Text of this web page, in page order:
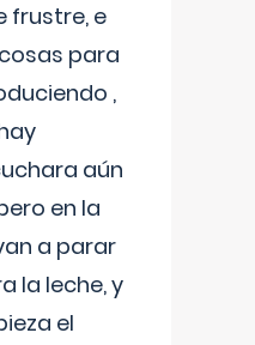
frustre, e
para
,
aún
en la
a parar
la leche, y
el